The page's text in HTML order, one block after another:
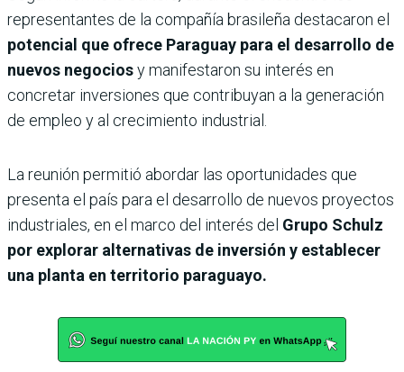
representantes de la compañía brasileña destacaron el
potencial que ofrece Paraguay para el desarrollo de
nuevos negociosy manifestaron su interés en
concretar inversiones que contribuyan a la generación
de empleo y al crecimiento industrial.
La reunión permitió abordar las oportunidades que
presenta el país para el desarrollo de nuevos proyectos
industriales, en el marco del interés del Grupo Schulz
por explorar alternativas de inversión y establecer
una planta en territorio paraguayo.